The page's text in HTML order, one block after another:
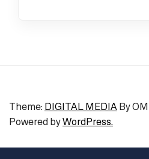
Theme: DIGITAL MEDIABy
Powered byWordPress.